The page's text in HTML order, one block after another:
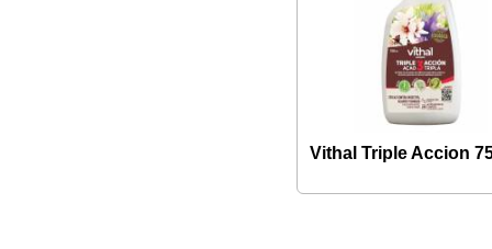
Vithal Triple Accion